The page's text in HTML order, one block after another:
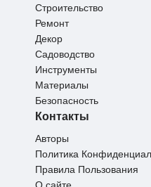
Строительство
Ремонт
Декор
Садоводство
Инструменты
Материалы
Безопасность
Контакты
Авторы
Политика
Правила Пользования